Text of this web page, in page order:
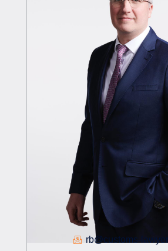
rb@customs-